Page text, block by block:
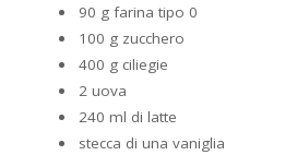
90 g farina tipo 0
100 g zucchero
400 g ciliegie
2 uova
240 ml di latte
stecca di una vaniglia